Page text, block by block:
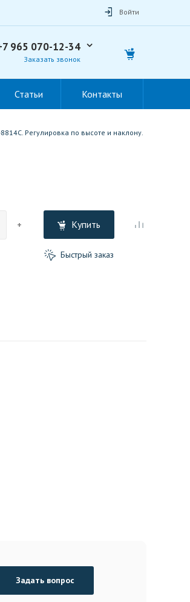
Войти
965 070-12-34
Заказать звонок
Статьи Контакты
Регулировка по высоте и наклону.
+ Купить
Быстрый заказ
Задать вопрос